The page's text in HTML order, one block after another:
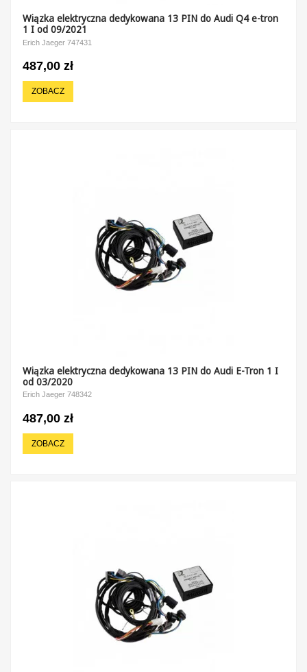
Wiązka elektryczna dedykowana 13 PIN do Audi Q4 e-tron
1 I od 09/2021
Erich Jaeger 747431
487,00 zł
ZOBACZ
Wiązka elektryczna dedykowana 13 PIN do Audi E-Tron 1 I
od 03/2020
Erich Jaeger 748342
487,00 zł
ZOBACZ